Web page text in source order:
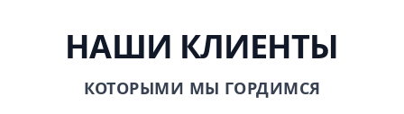
НАШИ КЛИЕНТЫ
КОТОРЫМИ МЫ ГОРДИМСЯ